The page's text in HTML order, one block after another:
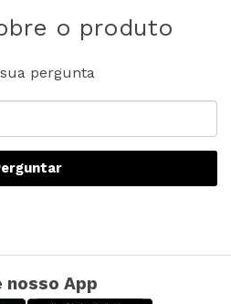
o produto
pergunta
nosso App